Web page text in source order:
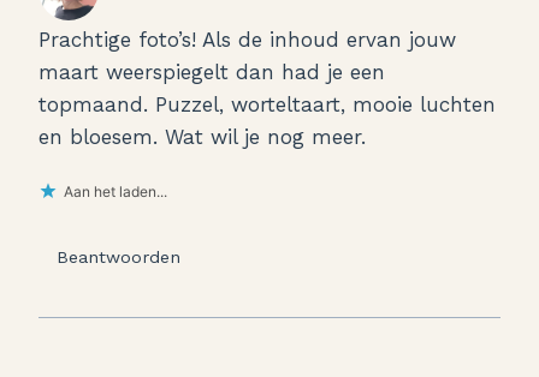
Prachtige foto’s! Als de inhoud ervan jouw
maart weerspiegelt dan had je een
topmaand. Puzzel, worteltaart, mooie luchten
en bloesem. Wat wil je nog meer.
Aan het laden...
Beantwoorden